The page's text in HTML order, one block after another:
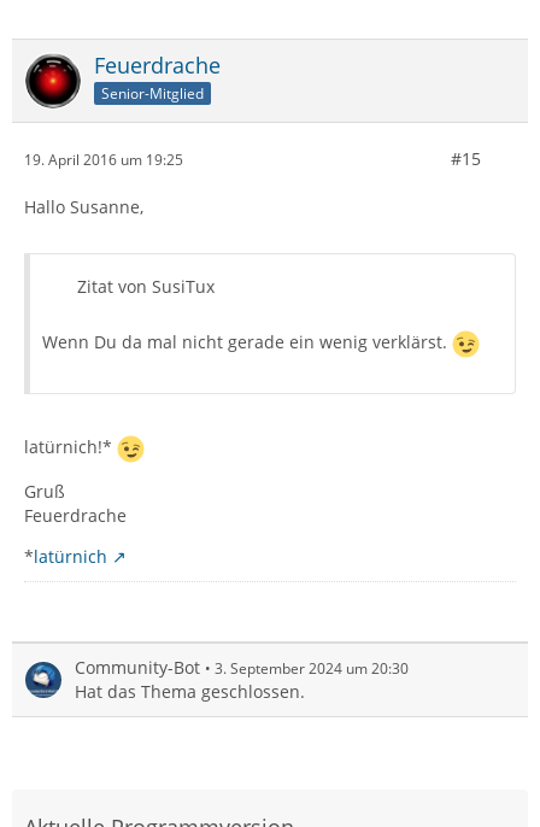
Feuerdrache
Senior-Mitglied
19. April 2016 um 19:25 #15
Hallo Susanne,
Zitat von SusiTux
Wenn Du da mal nicht gerade ein wenig verklärst.
latürnich!*
Gruß
Feuerdrache
*latürnich
Community-Bot 3. September 2024 um 20:30
Hat das Thema geschlossen.